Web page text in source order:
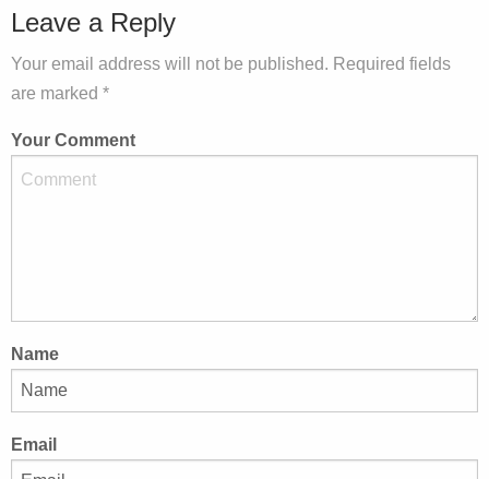
Leave a Reply
Your email address will not be published. Required fields
are marked *
Your Comment
Name
Email